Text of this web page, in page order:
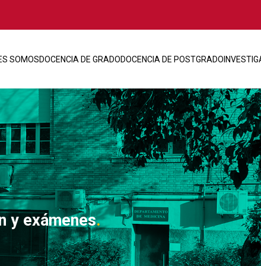
SOMOSDOCENCIA DE GRADODOCENCIA DE POSTGRADO
y exámenes